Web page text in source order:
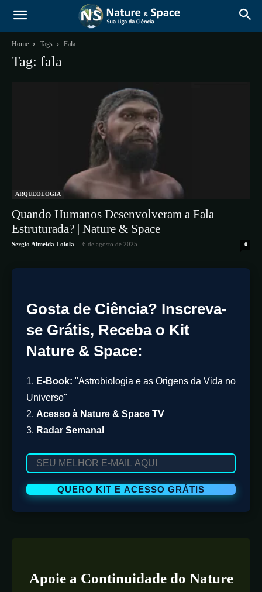
Home Tags Fala
Tag: fala
ARQUEOLOGIA
Quando Humanos Desenvolveram a Fala
Estruturada? | Nature & Space
Sergio Almeida Loiola - 6 de agosto de 2025 0
Gosta de Ciência? Inscreva-
se Grátis, Receba o Kit
Nature & Space:
1. E-Book: "Astrobiologia e as Origens da Vida no
Universo"
2. Acesso à Nature & Space TV
3. Radar Semanal
Apoie a Continuidade do Nature